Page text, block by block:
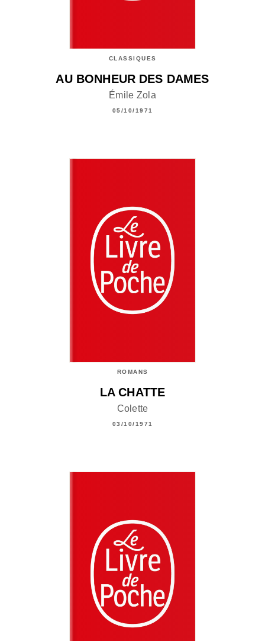
CLASSIQUES
AU BONHEUR DES DAMES
Émile Zola
05/10/1971
ROMANS
LA CHATTE
Colette
03/10/1971